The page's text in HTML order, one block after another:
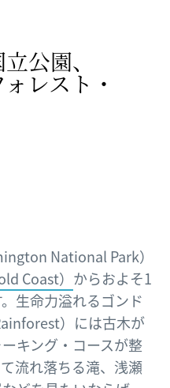
公園、​
レスト・
National Park）
Coast） からおよそ1
生命力溢れるゴンド
）には古木が
キング・コースが整
流れ落ちる滝、浅瀬